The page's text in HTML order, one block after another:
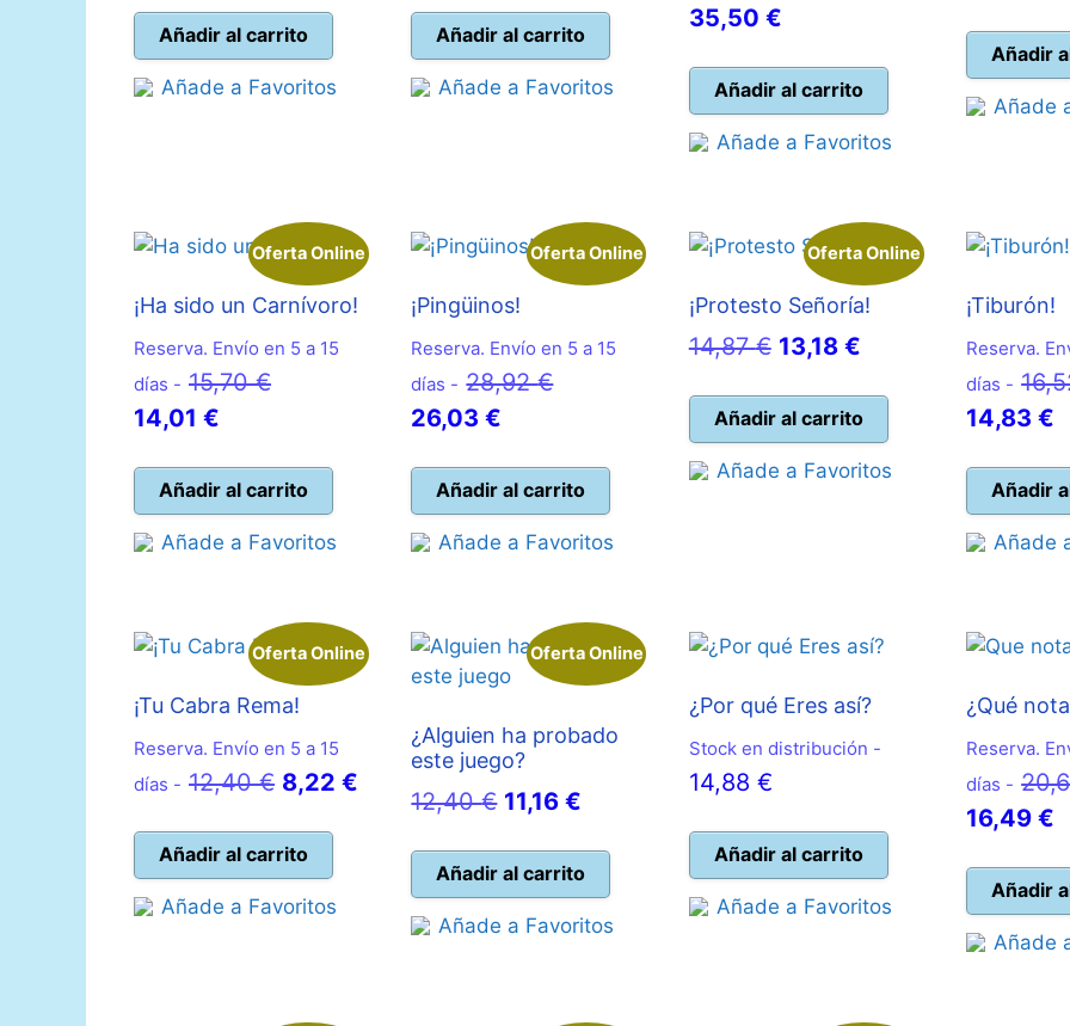
era:
16,52 €.
actual
es:
14,83 €.
Añadir al carrito
Añade a Favoritos
era:
21,48 €.
actual
es:
18,84 €.
Añadir al carrito
Añade a Favoritos
era:
39,66 €.
35,50 €El
actual
es:
35,50 €.
Añadir al carrito
Añade a Favoritos
Añadir
Añade
Oferta Online
¡Ha sido un Carnívoro!
Reserva. Envío en 5 a 15
días - 15,70€El
era:
15,70 €.
14,01 €
actual
es:
14,01 €.
Añadir al carrito
Añade a Favoritos
Oferta Online
¡Pingüinos!
Reserva. Envío en 5 a 15
días - 28,92€El
era:
28,92 €.
26,03€
actual
es:
26,03 €.
Añadir al carrito
Añade a Favoritos
Oferta Online
¡Protesto Señoría!
14,87€ El
original
era:
14,87 €.
13,18 €El
actual
es:
13,18 €.
Añadir al carrito
Añade a Favoritos
¡Tiburón!
Reserva.
días -
14,83€
Añadir
Añade
Oferta Online
¡Tu Cabra Rema!
Reserva. Envío en 5 a 15
días - 12,40€ El
original
era:
12,40 €.
8,22 €
precio
actual
8,22 €.
Añadir al carrito
Añade a Favoritos
Oferta Online
¿Alguien ha probado
este juego?
12,40€ El
original
era:
12,40 €.
11,16€
actual
es:
11,16 €.
Añadir al carrito
Añade a Favoritos
¿Por qué Eres así?
Stock en distribución -
14,88 €
Añadir al carrito
Añade a Favoritos
¿Qué
Reserva.
días -
16,49€
Añadir
Añade